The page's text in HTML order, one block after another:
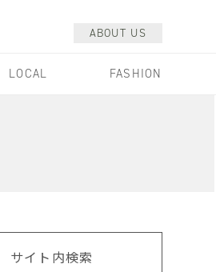
ABOUT US
LOCAL FASHION
サイト内検索